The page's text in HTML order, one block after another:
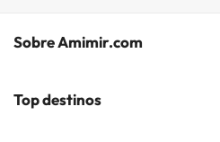
Sobre Amimir.com
¿Quiénes somos?
Top destinos